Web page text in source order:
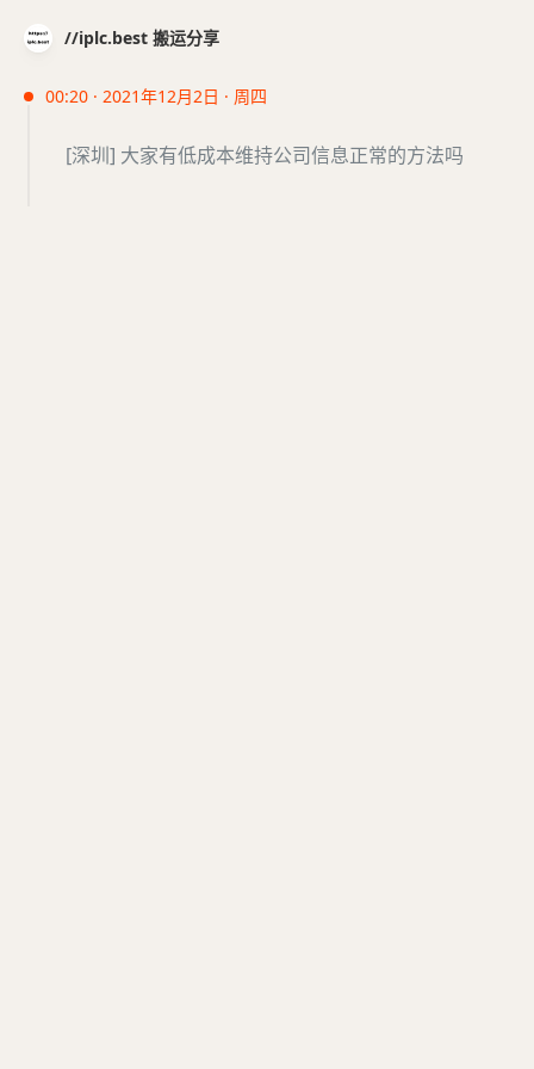
//iplc.best 搬运分享
00:20 · 2021年12月2日 · 周四
[深圳] 大家有低成本维持公司信息正常的方法吗